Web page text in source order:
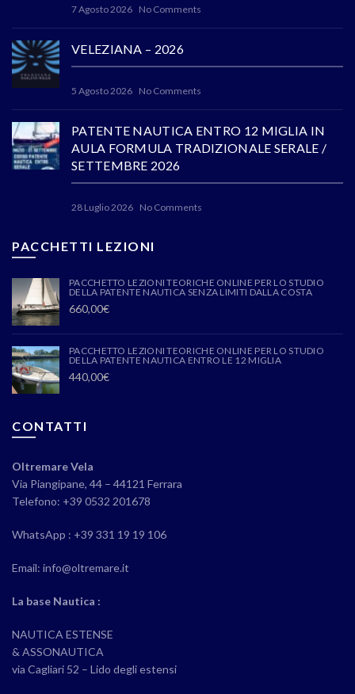
7 Agosto 2026 No Comments
VELEZIANA – 2026
5 Agosto 2026 No Comments
PATENTE NAUTICA ENTRO 12 MIGLIA IN
AULA FORMULA TRADIZIONALE SERALE /
SETTEMBRE 2026
28 Luglio 2026 No Comments
PACCHETTI LEZIONI
PACCHETTO LEZIONI TEORICHE ONLINE PER LO STUDIO
DELLA PATENTE NAUTICA SENZA LIMITI DALLA COSTA
660,00€
PACCHETTO LEZIONI TEORICHE ONLINE PER LO STUDIO
DELLA PATENTE NAUTICA ENTRO LE 12 MIGLIA
440,00€
CONTATTI
Oltremare Vela
Via Piangipane, 44 – 44121 Ferrara
Telefono: +39 0532 201678
WhatsApp : +39 331 19 19 106
Email: info@oltremare.it
La base Nautica :
NAUTICA ESTENSE
& ASSONAUTICA
via Cagliari 52 – Lido degli estensi